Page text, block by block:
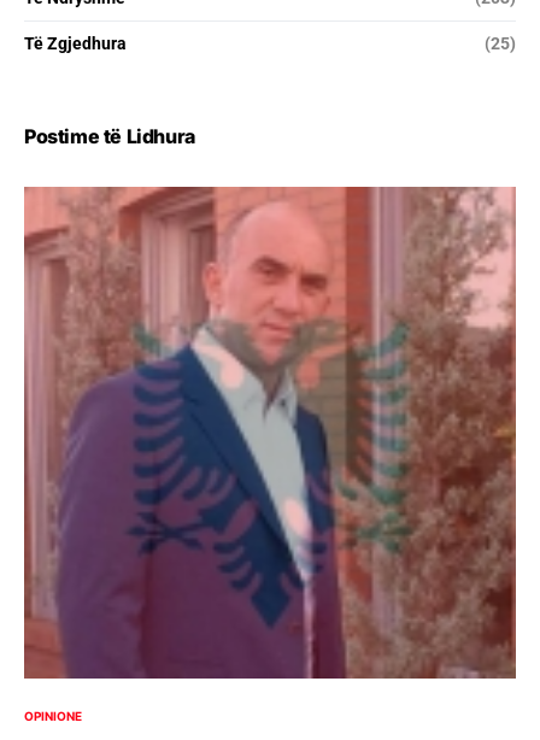
Të Zgjedhura (25)
Postime të Lidhura
OPINIONE